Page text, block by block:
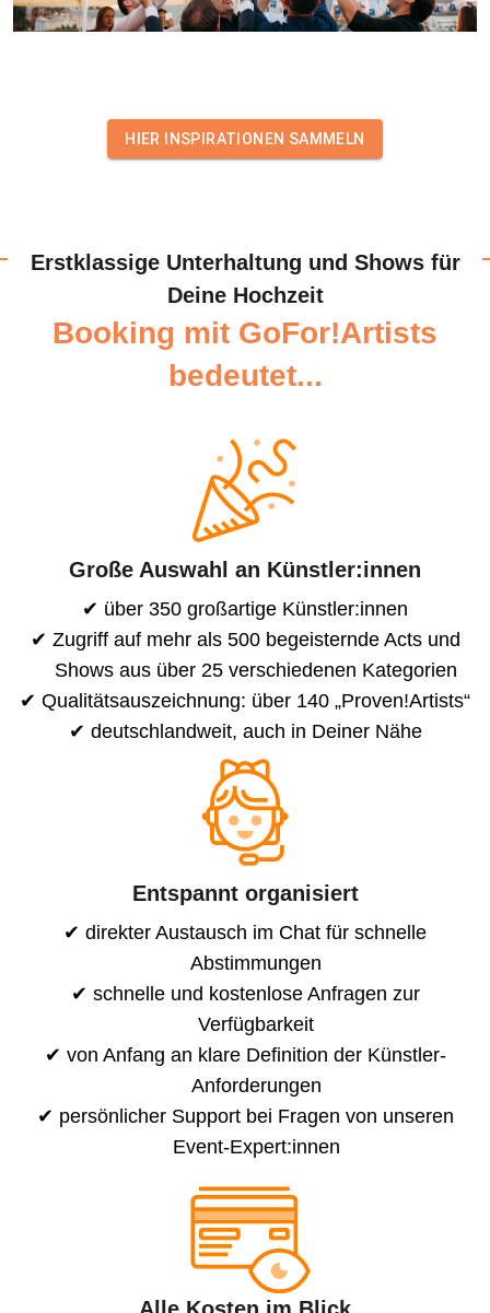
HIER INSPIRATIONEN SAMMELN
Erstklassige Unterhaltung und Shows für
Deine Hochzeit
Booking mit GoFor!Artists
bedeutet...
Große Auswahl an Künstler:innen
über 350 großartige Künstler:innen
Zugriff auf mehr als 500 begeisternde Acts und
Shows aus über 25 verschiedenen Kategorien
Qualitätsauszeichnung: über 140 „Proven!Artists“
deutschlandweit, auch in Deiner Nähe
Entspannt organisiert
direkter Austausch im Chat für schnelle
Abstimmungen
schnelle und kostenlose Anfragen zur
Verfügbarkeit
von Anfang an klare Definition der Künstler-
Anforderungen
persönlicher Support bei Fragen von unseren
Event-Expert:innen